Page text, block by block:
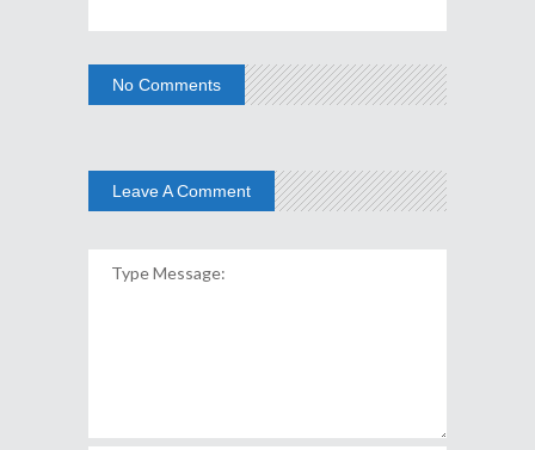
No Comments
Leave A Comment